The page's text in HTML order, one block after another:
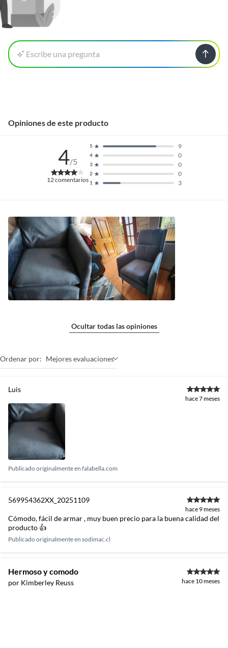
Escribe una pregunta
Opiniones de este producto
4/5
12comentarios 1 3
2 0
3 0
4 0
5 9
Ocultar todas las opiniones
Ordenar por: Mejores evaluaciones
Luis
hace 7 meses
Publicado originalmente en falabella.com
569954362XX_20251109
hace 9 meses
Cómodo, fácil de armar , muy buen precio para la buena calidad del
producto 👍
Publicado originalmente en sodimac.cl
Hermoso y comodo
por Kimberley Reuss hace 10 meses